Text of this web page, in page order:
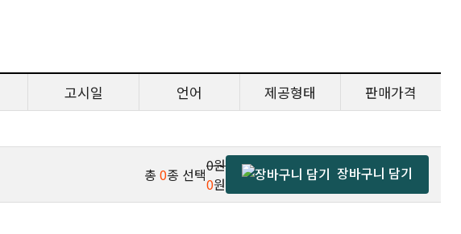
고시일 언어 제공형태 판매가격
총 0종 선택0원
0원
장바구니 담기